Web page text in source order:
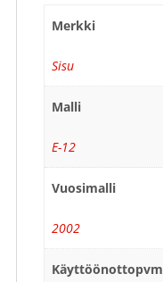
Merkki
Sisu
Malli
E-12
Vuosimalli
2002
Käyttöönottopvm